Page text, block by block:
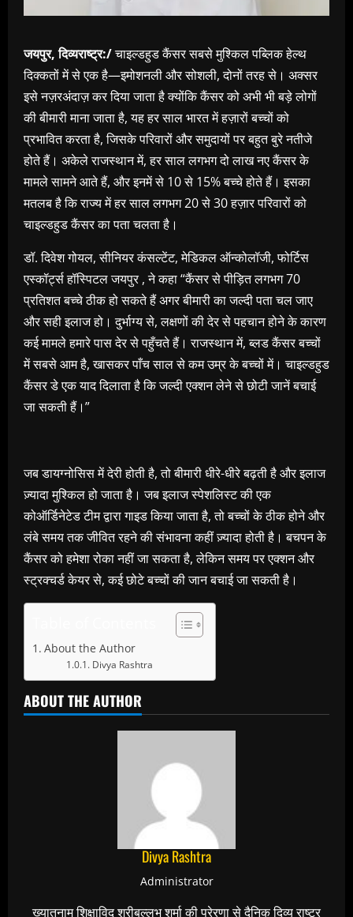
जयपुर, दिव्यराष्ट्र:/चाइल्डहुड कैंसर सबसे मुश्किल पब्लिक हेल्थ
दिक्कतों में से एक है—इमोशनली और सोशली, दोनों तरह से। अक्सर
इसे नज़रअंदाज़ कर दिया जाता है क्योंकि कैंसर को अभी भी बड़े लोगों
की बीमारी माना जाता है, यह हर साल भारत में हज़ारों बच्चों को
प्रभावित करता है, जिसके परिवारों और समुदायों पर बहुत बुरे नतीजे
होते हैं। अकेले राजस्थान में, हर साल लगभग दो लाख नए कैंसर के
मामले सामने आते हैं, और इनमें से 10 से 15% बच्चे होते हैं। इसका
मतलब है कि राज्य में हर साल लगभग 20 से 30 हज़ार परिवारों को
चाइल्डहुड कैंसर का पता चलता है।
डॉ. दिवेश गोयल, सीनियर कंसल्टेंट, मेडिकल ऑन्कोलॉजी, फोर्टिस
एस्कॉर्ट्स हॉस्पिटल जयपुर , ने कहा “कैंसर से पीड़ित लगभग 70
प्रतिशत बच्चे ठीक हो सकते हैं अगर बीमारी का जल्दी पता चल जाए
और सही इलाज हो। दुर्भाग्य से, लक्षणों की देर से पहचान होने के कारण
कई मामले हमारे पास देर से पहुँचते हैं। राजस्थान में, ब्लड कैंसर बच्चों
में सबसे आम है, खासकर पाँच साल से कम उम्र के बच्चों में। चाइल्डहुड
कैंसर डे एक याद दिलाता है कि जल्दी एक्शन लेने से छोटी जानें बचाई
जा सकती हैं।”
जब डायग्नोसिस में देरी होती है, तो बीमारी धीरे-धीरे बढ़ती है और इलाज
ज़्यादा मुश्किल हो जाता है। जब इलाज स्पेशलिस्ट की एक
कोऑर्डिनेटेड टीम द्वारा गाइड किया जाता है, तो बच्चों के ठीक होने और
लंबे समय तक जीवित रहने की संभावना कहीं ज़्यादा होती है। बचपन के
कैंसर को हमेशा रोका नहीं जा सकता है, लेकिन समय पर एक्शन और
स्ट्रक्चर्ड केयर से, कई छोटे बच्चों की जान बचाई जा सकती है।
About the Author
Divya Rashtra
ABOUT THE AUTHOR
Divya Rashtra
Administrator
ख्यातनाम शिक्षाविद् श्रीबल्लभ शर्मा की प्रेरणा से दैनिक दिव्य राष्ट्र